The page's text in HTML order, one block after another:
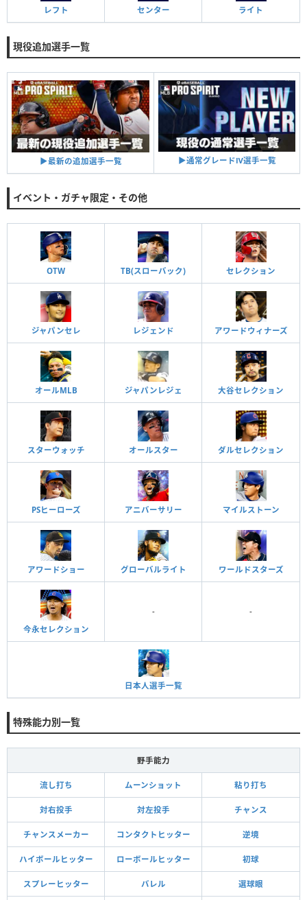
レフト センター ライト
現役追加選手一覧
▶︎最新の追加選手一覧 ▶︎通常グレードⅣ選手一覧
イベント・ガチャ限定・その他
OTW TB(スローバック) セレクション
ジャパンセレ レジェンド アワードウィナーズ
オールMLB ジャパンレジェ 大谷セレクション
スターウォッチ オールスター ダルセレクション
PSヒーローズ アニバーサリー マイルストーン
アワードショー グローバルライト ワールドスターズ
今永セレクション
- -
日本人選手一覧
特殊能力別一覧
野手能力
流し打ち ムーンショット 粘り打ち
対右投手 対左投手 チャンス
チャンスメーカー コンタクトヒッター 逆境
ハイボールヒッター ローボールヒッター 初球
スプレーヒッター バレル 選球眼